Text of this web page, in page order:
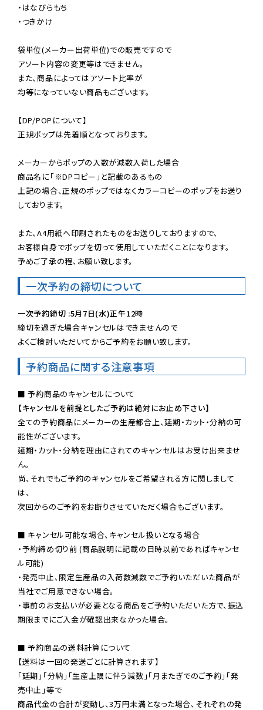
・はなびらもち
・つきかけ
袋単位(メーカー出荷単位)での販売ですので
アソート内容の変更等はできません。
また、商品によってはアソート比率が
均等になっていない商品もございます。
【DP/POPについて】
正規ポップは先着順となっております。
メーカーからポップの入数が減数入荷した場合
商品名に「※DPコピー」と記載のあるもの
上記の場合、正規のポップではなくカラーコピーのポップをお送り
しております。
また、A4用紙へ印刷されたものをお送りしておりますので、
お客様自身でポップを切って使用していただくことになります。
予めご了承の程、お願い致します。
一次予約の締切について
一次予約締切 :5月7日(水)正午12時
締切を過ぎた場合キャンセルはできませんので
よくご検討いただいてからご予約をお願い致します。
予約商品に関する注意事項
【キャンセルを前提としたご予約は絶対にお止め下さい】
全ての予約商品にメーカーの生産都合上、延期・カット・分納の可
能性がございます。
延期・カット・分納を理由にされてのキャンセルはお受け出来ませ
ん。
尚、それでもご予約のキャンセルをご希望される方に関しまして
は、
次回からのご予約をお断りさせていただく場合もございます。
■ キャンセル可能な場合、キャンセル扱いとなる場合
・予約締め切り前 (商品説明に記載の日時以前であればキャンセ
ル可能)
・発売中止、限定生産品の入荷数減数でご予約いただいた商品が
当社でご用意できない場合。
・事前のお支払いが必要となる商品をご予約いただいた方で、振込
期限までにご入金が確認出来なかった場合。
■ 予約商品の送料計算について
【送料は一回の発送ごとに計算されます】
「延期」「分納」「生産上限に伴う減数」「月またぎでのご予約」「発
売中止」等で
商品代金の合計が変動し、3万円未満となった場合、それぞれの発